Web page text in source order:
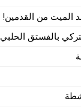
الميت من القدمين!
بالفستق الحلبي